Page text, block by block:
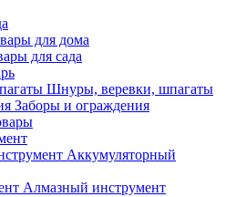
для дома
для сада
Шнуры, веревки, шпагаты
Заборы и ограждения
Аккумуляторный
Алмазный инструмент